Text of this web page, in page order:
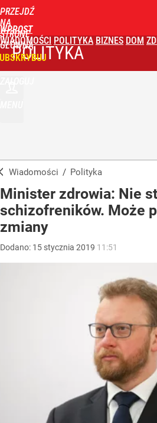
PRZEJDŹ
NA
STRONĘ
GŁÓWNĄ
WPROST
WIADOMOŚCI POLITYKA BIZNES DOM
POLITYKA
Wiadomości / Polityka
Minister zdrowia: Nie
schizofreników. Może
zmiany
Dodano: 15 stycznia 2019 11:51